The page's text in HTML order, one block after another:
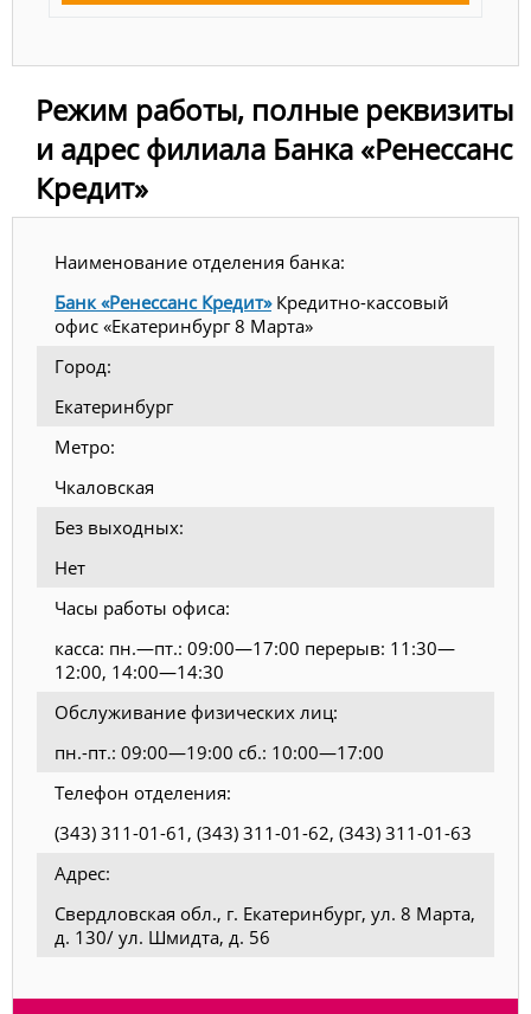
Режим работы, полные реквизиты
и адрес филиала Банка «Ренессанс
Кредит»
Наименование отделения банка:
Банк «Ренессанс Кредит»Кредитно-кассовый
офис «Екатеринбург 8 Марта»
Город:
Екатеринбург
Метро:
Чкаловская
Без выходных:
Нет
Часы работы офиса:
касса: пн.—пт.: 09:00—17:00 перерыв: 11:30—
12:00, 14:00—14:30
Обслуживание физических лиц:
пн.-пт.: 09:00—19:00 сб.: 10:00—17:00
Телефон отделения:
(343) 311-01-61, (343) 311-01-62, (343) 311-01-63
Адрес:
Свердловская обл., г. Екатеринбург, ул. 8 Марта,
д. 130/ ул. Шмидта, д. 56